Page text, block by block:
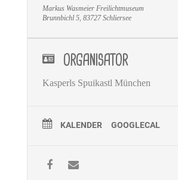
Markus Wasmeier Freilichtmuseum
Brunnbichl 5, 83727 Schliersee
ORGANISATOR
Kasperls Spuikastl München
KALENDER GOOGLECAL